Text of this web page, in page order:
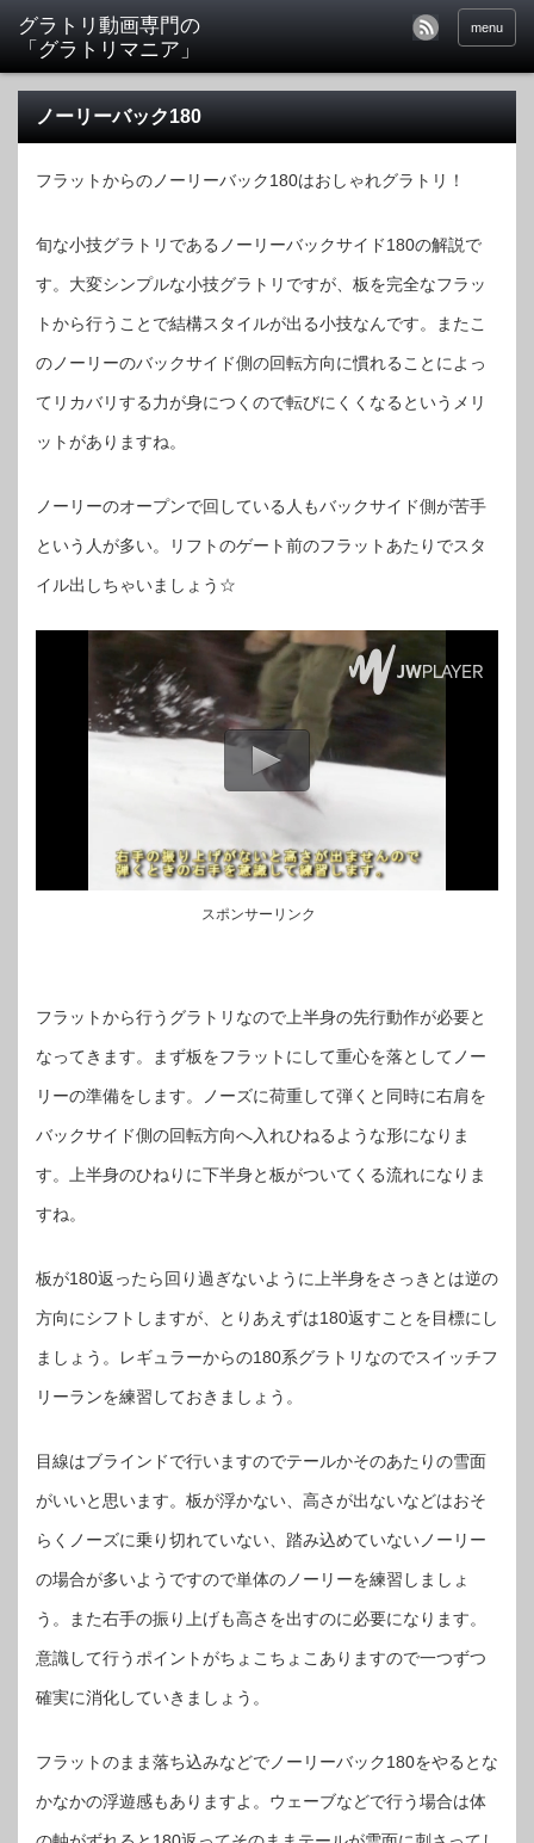
menu
ノーリーバック180
フラットからのノーリーバック180はおしゃれグラトリ！
旬な小技グラトリであるノーリーバックサイド180の解説で
す。大変シンプルな小技グラトリですが、板を完全なフラッ
トから行うことで結構スタイルが出る小技なんです。またこ
のノーリーのバックサイド側の回転方向に慣れることによっ
てリカバリする力が身につくので転びにくくなるというメリ
ットがありますね。
ノーリーのオープンで回している人もバックサイド側が苦手
という人が多い。リフトのゲート前のフラットあたりでスタ
イル出しちゃいましょう☆
スポンサーリンク
フラットから行うグラトリなので上半身の先行動作が必要と
なってきます。まず板をフラットにして重心を落としてノー
リーの準備をします。ノーズに荷重して弾くと同時に右肩を
バックサイド側の回転方向へ入れひねるような形になりま
す。上半身のひねりに下半身と板がついてくる流れになりま
すね。
板が180返ったら回り過ぎないように上半身をさっきとは逆の
方向にシフトしますが、とりあえずは180返すことを目標にし
ましょう。レギュラーからの180系グラトリなのでスイッチフ
リーランを練習しておきましょう。
目線はブラインドで行いますのでテールかそのあたりの雪面
がいいと思います。板が浮かない、高さが出ないなどはおそ
らくノーズに乗り切れていない、踏み込めていないノーリー
の場合が多いようですので単体のノーリーを練習しましょ
う。また右手の振り上げも高さを出すのに必要になります。
意識して行うポイントがちょこちょこありますので一つずつ
確実に消化していきましょう。
フラットのまま落ち込みなどでノーリーバック180をやるとな
かなかの浮遊感もありますよ。ウェーブなどで行う場合は体